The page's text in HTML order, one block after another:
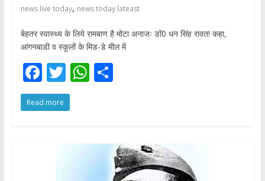
news live today, news today lateast
बेहतर स्वास्थ्य के लिये रामबाण है मोटा अनाजः डॉ0 धन सिंह रावत! कहा,
आंगनबाडी व स्कूलों के मिड-डे मील में
F
ac
e
T
w
itt
W
A
p
S
Read more